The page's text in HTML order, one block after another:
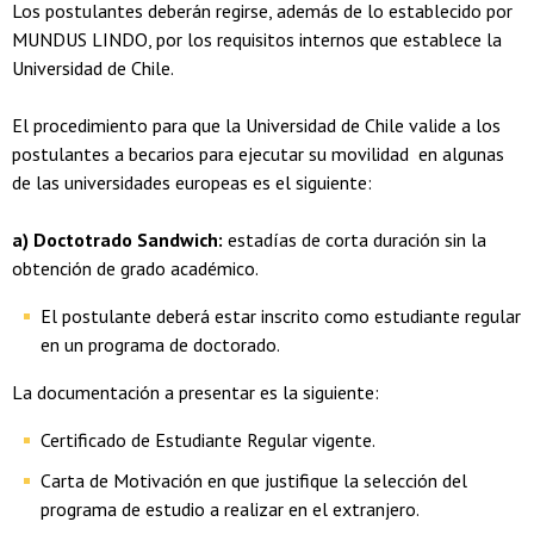
Los postulantes deberán regirse, además de lo establecido por
MUNDUS LINDO, por los requisitos internos que establece la
Universidad de Chile.
El procedimiento para que la Universidad de Chile valide a los
postulantes a becarios para ejecutar su movilidad en algunas
de las universidades europeas es el siguiente:
a) Doctotrado Sandwich: estadías de corta duración sin la
obtención de grado académico.
El postulante deberá estar inscrito como estudiante regular
en un programa de doctorado.
La documentación a presentar es la siguiente:
Certificado de Estudiante Regular vigente.
Carta de Motivación en que justifique la selección del
programa de estudio a realizar en el extranjero.